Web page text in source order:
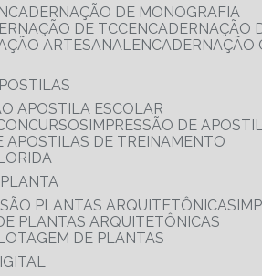
ENCADERNAÇÃO DE MONOGRAFIA
DE TCC
ENCADERNAÇÃO
ARTESANAL
APOSTILA ESCOLAR
IMPRESSÃO DE
APOSTILAS DE TREINAMENTO
PLANTAS ARQUITETÔNICAS
PLANTAS ARQUITETÔNICAS
DE PLANTAS